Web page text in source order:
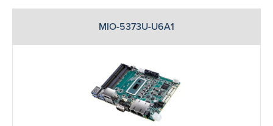
MIO-5373U-U6A1